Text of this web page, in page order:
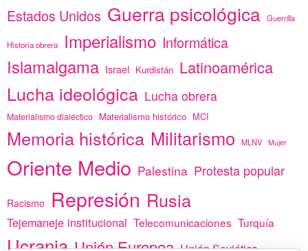
Estados Unidos Guerra psicológica Guerrilla
Historia obrera Imperialismo Informática
Islamalgama Israel Kurdistán Latinoamérica
Lucha ideológica Lucha obrera
Materialismo dialéctico Materialismo histórico MCI
Memoria histórica Militarismo MLNV Mujer
Oriente Medio Palestina Protesta popular
Racismo Represión Rusia
Tejemaneje institucional Telecomunicaciones Turquía
Ucrania Unión Europea